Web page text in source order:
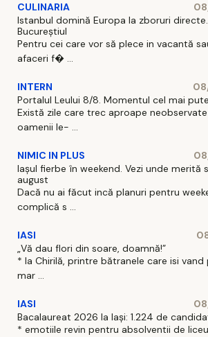
CULINARIA
Istanbul domină Europa la zboruri
Bucureștiul
Pentru cei care vor să plece in vacantă
afaceri f� ...
INTERN
Portalul Leului 8/8. Momentul cel mai
Există zile care trec aproape
oamenii le- ...
NIMIC IN PLUS
Iașul fierbe în weekend. Vezi unde merită
august
Dacă nu ai făcut incă planuri pentru
complică s ...
IASI
„Vă dau flori din soare, doamnă!”
* la Chirilă, printre bătranele care isi
mar ...
IASI
Bacalaureat 2026 la Iași: 1.224 de
* emotiile revin pentru absolventii de